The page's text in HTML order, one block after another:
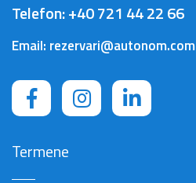
Telefon:+40 721 44 22 66
Email: rezervari@autonom.com
Termene